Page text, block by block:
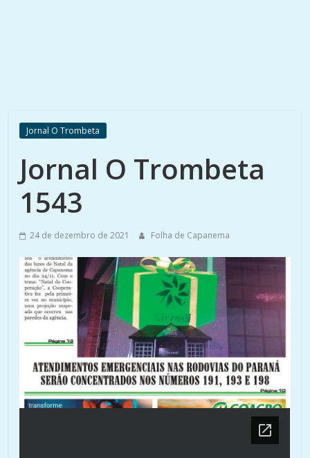
Jornal O Trombeta
Jornal O Trombeta
1543
24 de dezembro de 2021 Folha de Capanema